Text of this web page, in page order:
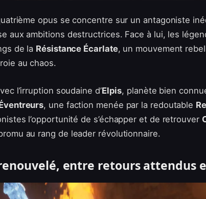
opus se concentre sur un antagoniste
aux ambitions destructrices. Face à lui, les
de la Résistance Écarlate, un mouvement
au chaos.
l’irruption soudaine d’Elpis, planète bien
, une faction menée par la redoutable
l’opportunité de s’échapper et de retrouver
au rang de leader révolutionnaire.
entre retours attendus